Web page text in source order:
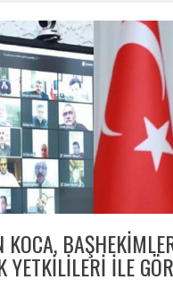
KOCA,
YETKILILERI ILE